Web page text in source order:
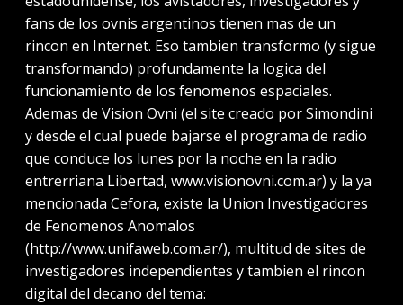
fans de los ovnis argentinos tienen mas de un
rincon en Internet. Eso tambien transformo (y sigue
transformando) profundamente la logica del
funcionamiento de los fenomenos espaciales.
Ademas de Vision Ovni (el site creado por Simondini
y desde el cual puede bajarse el programa de radio
que conduce los lunes por la noche en la radio
entrerriana Libertad, www.visionovni.com.ar) y la ya
mencionada Cefora, existe la Union Investigadores
de Fenomenos Anomalos
(http://www.unifaweb.com.ar/), multitud de sites de
investigadores independientes y tambien el rincon
digital del decano del tema: